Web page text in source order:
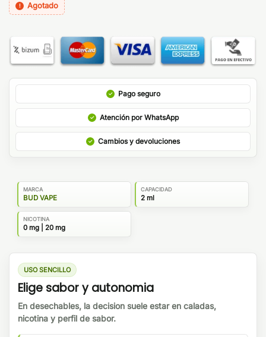
Agotado
Pago seguro
Atención por WhatsApp
Cambios y devoluciones
MARCA
BUD VAPE
CAPACIDAD
2 ml
NICOTINA
0 mg | 20 mg
USO SENCILLO
Elige sabor y autonomia
En desechables, la decision suele estar en caladas,
nicotina y perfil de sabor.